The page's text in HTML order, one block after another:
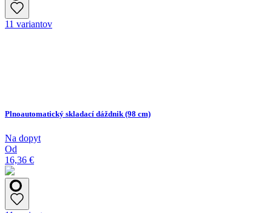
11 variantov
Plnoautomatický skladací dáždnik (98 cm)
Na dopyt
Od
16,36 €